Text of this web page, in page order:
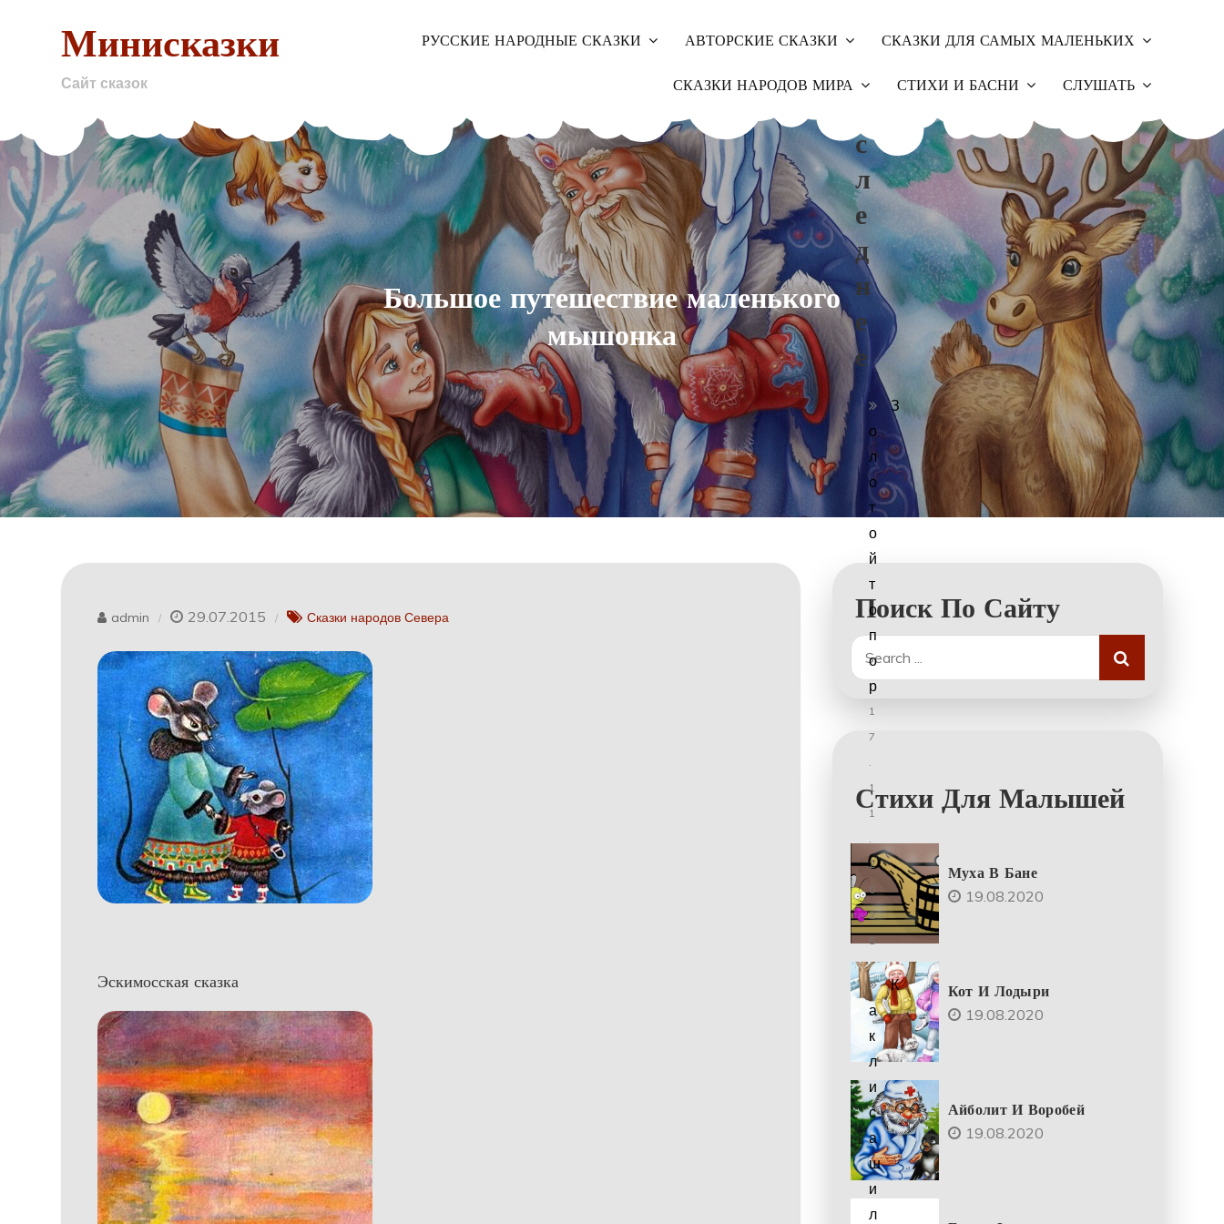
Минисказки
Сайт сказок
РУССКИЕ НАРОДНЫЕ СКАЗКИ АВТОРСКИЕ СКАЗКИ СКАЗКИ ДЛЯ САМЫХ МАЛЕНЬКИХ
СКАЗКИ НАРОДОВ МИРА СТИХИ И БАСНИ СЛУШАТЬ
Большое путешествие маленького
мышонка
admin 29.07.2015 Сказки народов Севера
Эскимосская сказка
Поиск По Сайту
Search
for:
Стихи Для Малышей
Муха В Бане
19.08.2020
Кот И Лодыри
19.08.2020
Айболит И Воробей
19.08.2020
С
Л
Е
Д
Н
Е
Е
З
о
л
о
т
о
й
т
о
п
о
р
1
7
.
1
1
.
2
0
2
5
К
а
к
л
и
с
а
ш
и
л